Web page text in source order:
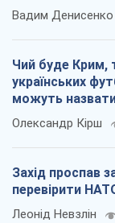
Вадим Денисенко
Чий буде Крим,
українських
можуть
Олександр Кірш
Захід проспав
перевірити
Леонід Невзлін